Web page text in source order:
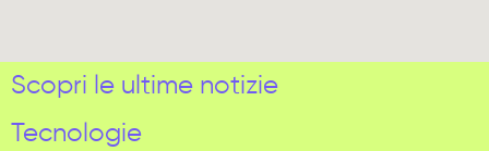
Scopri le ultime notizie
Tecnologie